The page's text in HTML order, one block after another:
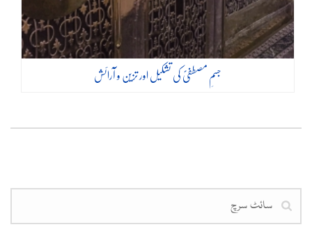
جسمِ مصطفٰیؐ کی تشکیل اور تزین و آرائش